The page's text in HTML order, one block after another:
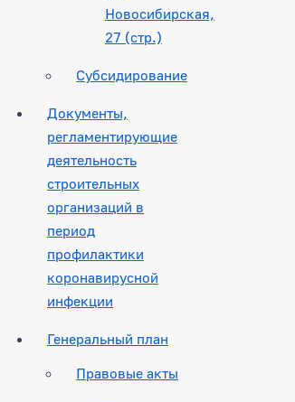
Новосибирская,
27 (стр.)
Субсидирование
Документы,
регламентирующие
деятельность
строительных
организаций в
период
профилактики
коронавирусной
инфекции
Генеральный план
Правовые акты